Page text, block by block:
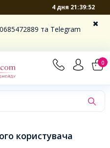
4 дня 21:39:52
та Telegram
0
користувача